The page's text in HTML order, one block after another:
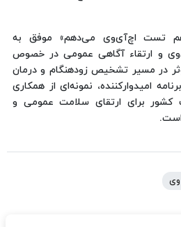
تست اچ‌آی‌وی می‌دهم» موفق به
و ارتقاء آگاهی عمومی در خصوص
در مسیر تشخیص زودهنگام و درمان
امیدوارکننده، نمونه‌ای از همکاری
کشور برای ارتقای سلامت عمومی و